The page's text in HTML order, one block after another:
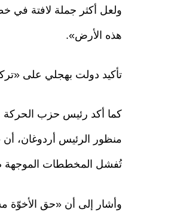
ولعل أكثر جملة لافتة في
هذه الأرض».
تأكيد دولت بهجلي على
كما أكد رئيس حزب الحركة
منظور الرئيس أردوغان، أن
تُفشل المخططات الموجهة
وأشار إلى أن «حق الأخوّة